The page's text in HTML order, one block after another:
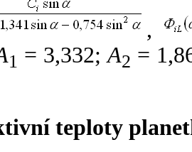
,
1 = 3,332;A2 =
teploty